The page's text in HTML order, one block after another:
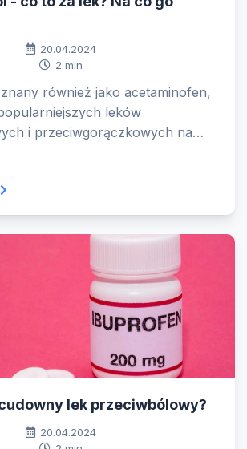
20.04.2024
2 min
również jako acetaminofen,
leków
i przeciwgorączkowych na
lek przeciwbólowy?
20.04.2024